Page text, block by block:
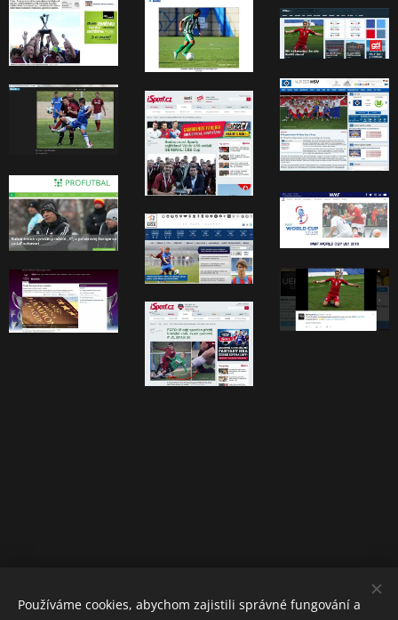
Používáme cookies, abychom zajistili správné fungování a